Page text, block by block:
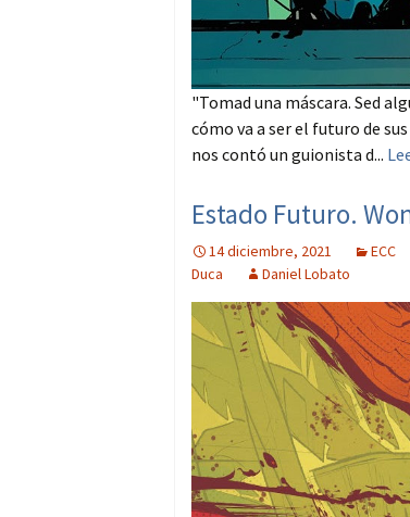
"Tomad una máscara. Sed
cómo va a ser el futuro de
nos contó un guionista d...
Estado Futuro.
14 diciembre, 2021 ECC
Duca
Daniel Lobato